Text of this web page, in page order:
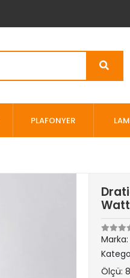
PLAFONYER
Watt
Ölçü: